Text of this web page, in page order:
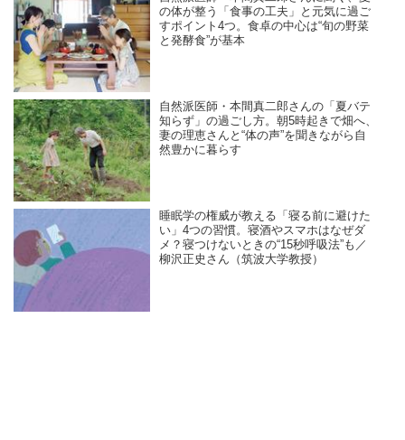
の体が整う「食事の工夫」と元気に過ご
すポイント4つ。食卓の中心は“旬の野菜
と発酵食”が基本
自然派医師・本間真二郎さんの「夏バテ
知らず」の過ごし方。朝5時起きで畑へ、
妻の理恵さんと“体の声”を聞きながら自
然豊かに暮らす
睡眠学の権威が教える「寝る前に避けた
い」4つの習慣。寝酒やスマホはなぜダ
メ？寝つけないときの“15秒呼吸法”も／
柳沢正史さん（筑波大学教授）